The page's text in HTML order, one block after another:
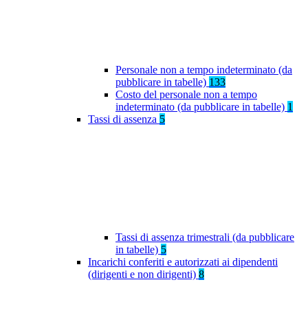
Personale non a tempo indeterminato (da
pubblicare in tabelle) 133
Costo del personale non a tempo
indeterminato (da pubblicare in tabelle) 1
Tassi di assenza 5
Tassi di assenza trimestrali (da pubblicare
in tabelle) 5
Incarichi conferiti e autorizzati ai dipendenti
(dirigenti e non dirigenti) 8